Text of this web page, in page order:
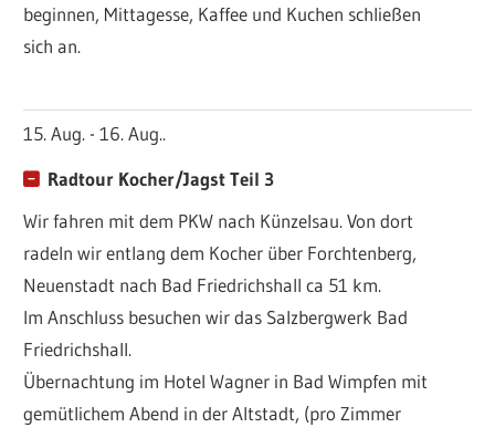
beginnen, Mittagesse, Kaffee und Kuchen schließen
sich an.
15. Aug. - 16. Aug..
Radtour Kocher/Jagst Teil 3
Wir fahren mit dem PKW nach Künzelsau. Von dort
radeln wir entlang dem Kocher über Forchtenberg,
Neuenstadt nach Bad Friedrichshall ca 51 km.
Im Anschluss besuchen wir das Salzbergwerk Bad
Friedrichshall.
Übernachtung im Hotel Wagner in Bad Wimpfen mit
gemütlichem Abend in der Altstadt, (pro Zimmer